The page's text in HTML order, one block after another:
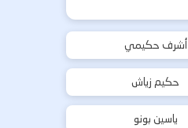
أشرف حكيمي
حكيم زياش
ياسين بونو